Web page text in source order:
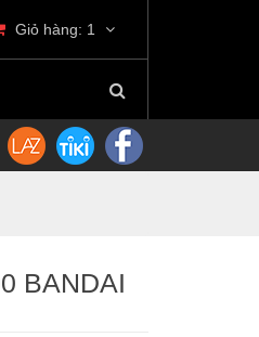
Giỏ hàng: 1
BANDAI